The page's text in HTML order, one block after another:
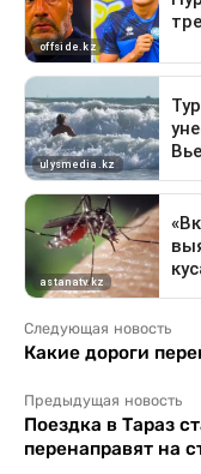
Следующая новость
Какие дороги
Предыдущая новость
Поездка в Тараз
перенаправят на